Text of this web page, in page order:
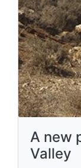
A new
Valley